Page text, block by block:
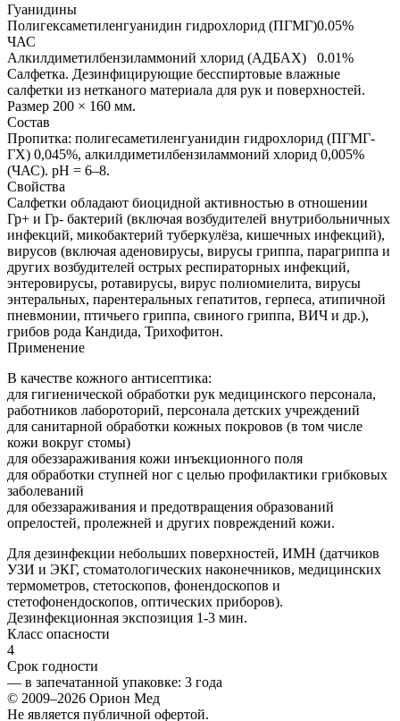
Гуанидины
Полигексаметиленгуанидин гидрохлорид (ПГМГ)0.05%
ЧАС
Алкилдиметилбензиламмоний хлорид (АДБАХ)
0.01%
Салфетка. Дезинфицирующие бесспиртовые влажные
салфетки из нетканого материала для рук и поверхностей.
Размер 200 × 160 мм.
Состав
Пропитка: полигесаметиленгуанидин гидрохлорид (ПГМГ-
ГХ) 0,045%, алкилдиметилбензиламмоний хлорид 0,005%
(ЧАС). pH = 6–8.
Свойства
Салфетки обладают биоцидной активностью в отношении
Гр+ и Гр- бактерий (включая возбудителей внутрибольничных
инфекций, микобактерий туберкулёза, кишечных инфекций),
вирусов (включая аденовирусы, вирусы гриппа, парагриппа и
других возбудителей острых респираторных инфекций,
энтеровирусы, ротавирусы, вирус полиомиелита, вирусы
энтеральных, парентеральных гепатитов, герпеса, атипичной
пневмонии, птичьего гриппа, свиного гриппа, ВИЧ и др.),
грибов рода Кандида, Трихофитон.
Применение
В качестве кожного антисептика:
для гигиенической обработки рук медицинского персонала,
работников лабороторий, персонала детских учреждений
для санитарной обработки кожных покровов (в том числе
кожи вокруг стомы)
для обеззараживания кожи инъекционного поля
для обработки ступней ног с целью профилактики грибковых
заболеваний
для обеззараживания и предотвращения образований
опрелостей, пролежней и других повреждений кожи.
Для дезинфекции небольших поверхностей, ИМН (датчиков
УЗИ и ЭКГ, стоматологических наконечников, медицинских
термометров, стетоскопов, фонендоскопов и
стетофонендоскопов, оптических приборов).
Дезинфекционная экспозиция 1-3 мин.
Класс опасности
4
Срок годности
— в запечатанной упаковке: 3 года
© 2009–2026 Орион Мед
Не является публичной офертой.